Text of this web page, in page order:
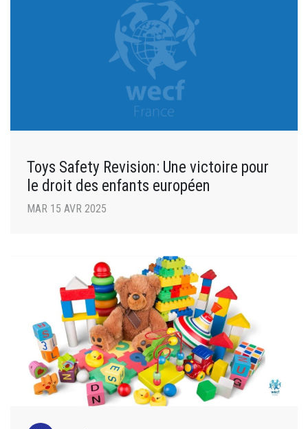
Toys Safety Revision: Une victoire pour
le droit des enfants européen
MAR 15 AVR 2025